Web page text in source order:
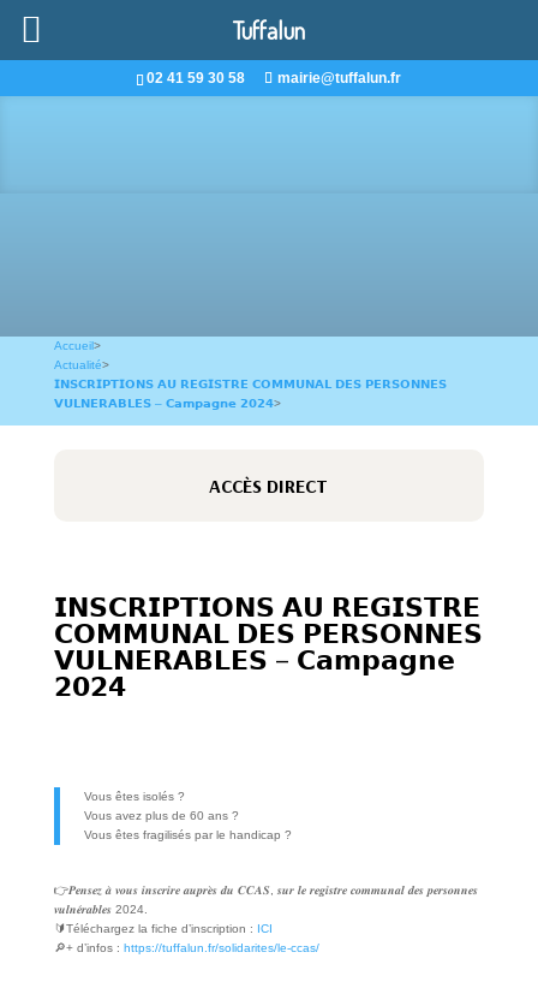
02 41 59 30 58 mairie@tuffalun.fr
Accueil>
Actualité>
𝗜𝗡𝗦𝗖𝗥𝗜𝗣𝗧𝗜𝗢𝗡𝗦 𝗔𝗨 𝗥𝗘𝗚𝗜𝗦𝗧𝗥𝗘 𝗖𝗢𝗠𝗠𝗨𝗡𝗔𝗟 𝗗𝗘𝗦 𝗣𝗘𝗥𝗦𝗢𝗡𝗡𝗘𝗦
𝗩𝗨𝗟𝗡𝗘𝗥𝗔𝗕𝗟𝗘𝗦 – 𝗖𝗮𝗺𝗽𝗮𝗴𝗻𝗲 𝟮𝟬𝟮𝟰>
ACCÈS DIRECT
𝗜𝗡𝗦𝗖𝗥𝗜𝗣𝗧𝗜𝗢𝗡𝗦 𝗔𝗨 𝗥𝗘𝗚𝗜𝗦𝗧𝗥𝗘
𝗖𝗢𝗠𝗠𝗨𝗡𝗔𝗟 𝗗𝗘𝗦 𝗣𝗘𝗥𝗦𝗢𝗡𝗡𝗘𝗦
𝗩𝗨𝗟𝗡𝗘𝗥𝗔𝗕𝗟𝗘𝗦 – 𝗖𝗮𝗺𝗽𝗮𝗴𝗻𝗲
𝟮𝟬𝟮𝟰
Vous êtes isolés ?
Vous avez plus de 60 ans ?
Vous êtes fragilisés par le handicap ?
👉𝑷𝒆𝒏𝒔𝒆𝒛 𝒂̀ 𝒗𝒐𝒖𝒔 𝒊𝒏𝒔𝒄𝒓𝒊𝒓𝒆 𝒂𝒖𝒑𝒓𝒆̀𝒔 𝒅𝒖 𝑪𝑪𝑨𝑺, 𝒔𝒖𝒓 𝒍𝒆 𝒓𝒆𝒈𝒊𝒔𝒕𝒓𝒆 𝒄𝒐𝒎𝒎𝒖𝒏𝒂𝒍 𝒅𝒆𝒔 𝒑𝒆𝒓𝒔𝒐𝒏𝒏𝒆𝒔
𝒗𝒖𝒍𝒏𝒆́𝒓𝒂𝒃𝒍𝒆𝒔 2024.
🔰Téléchargez la fiche d’inscription : ICI
🔎+ d’infos : https://tuffalun.fr/solidarites/le-ccas/
Tuffalun